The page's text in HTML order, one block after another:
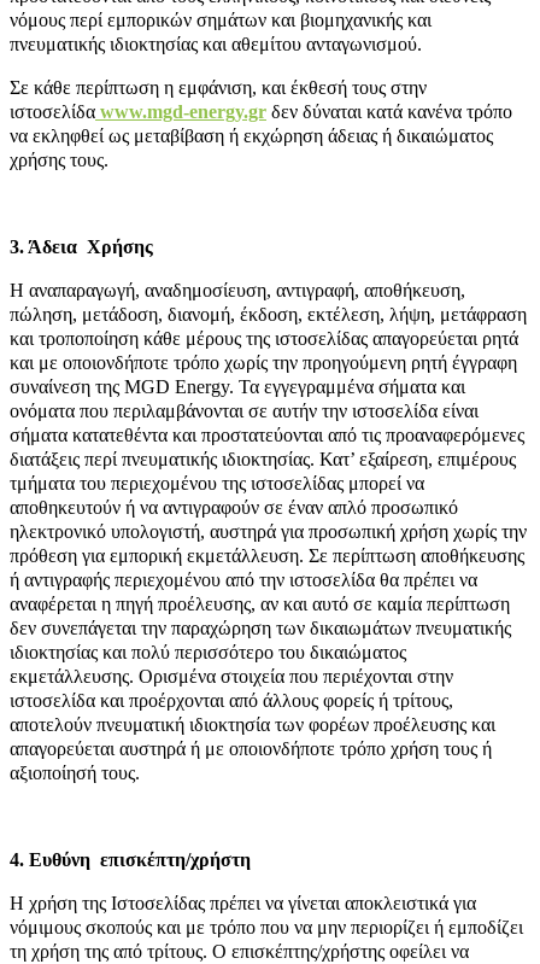
νόμους περί εμπορικών σημάτων και βιομηχανικής και
πνευματικής ιδιοκτησίας και αθεμίτου ανταγωνισμού.
Σε κάθε περίπτωση η εμφάνιση, και έκθεσή τους στην
ιστοσελίδα www.mgd-energy.gr δεν δύναται κατά κανένα τρόπο
να εκληφθεί ως μεταβίβαση ή εκχώρηση άδειας ή δικαιώματος
χρήσης τους.
3. Άδεια Χρήσης
Η αναπαραγωγή, αναδημοσίευση, αντιγραφή, αποθήκευση,
πώληση, μετάδοση, διανομή, έκδοση, εκτέλεση, λήψη, μετάφραση
και τροποποίηση κάθε μέρους της ιστοσελίδας απαγορεύεται ρητά
και με οποιονδήποτε τρόπο χωρίς την προηγούμενη ρητή έγγραφη
συναίνεση της MGD Energy. Τα εγγεγραμμένα σήματα και
ονόματα που περιλαμβάνονται σε αυτήν την ιστοσελίδα είναι
σήματα κατατεθέντα και προστατεύονται από τις προαναφερόμενες
διατάξεις περί πνευματικής ιδιοκτησίας. Κατ’ εξαίρεση, επιμέρους
τμήματα του περιεχομένου της ιστοσελίδας μπορεί να
αποθηκευτούν ή να αντιγραφούν σε έναν απλό προσωπικό
ηλεκτρονικό υπολογιστή, αυστηρά για προσωπική χρήση χωρίς την
πρόθεση για εμπορική εκμετάλλευση. Σε περίπτωση αποθήκευσης
ή αντιγραφής περιεχομένου από την ιστοσελίδα θα πρέπει να
αναφέρεται η πηγή προέλευσης, αν και αυτό σε καμία περίπτωση
δεν συνεπάγεται την παραχώρηση των δικαιωμάτων πνευματικής
ιδιοκτησίας και πολύ περισσότερο του δικαιώματος
εκμετάλλευσης. Ορισμένα στοιχεία που περιέχονται στην
ιστοσελίδα και προέρχονται από άλλους φορείς ή τρίτους,
αποτελούν πνευματική ιδιοκτησία των φορέων προέλευσης και
απαγορεύεται αυστηρά ή με οποιονδήποτε τρόπο χρήση τους ή
αξιοποίησή τους.
4. Ευθύνη επισκέπτη/χρήστη
Η χρήση της Ιστοσελίδας πρέπει να γίνεται αποκλειστικά για
νόμιμους σκοπούς και με τρόπο που να μην περιορίζει ή εμποδίζει
τη χρήση της από τρίτους. Ο επισκέπτης/χρήστης οφείλει να